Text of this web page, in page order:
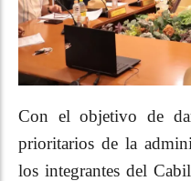
Con el objetivo de
prioritarios de la
los integrantes del